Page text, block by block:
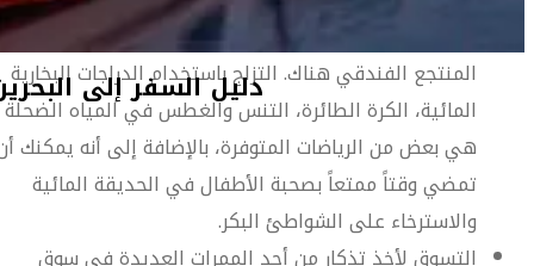
خذ جولة في قارب سريع إلى جزر حوار وتمتع بيوم في
المنتجع الفندقي هناك. التزلج باستخدام الدراجات البخارية
المائية، الكرة الطائرة، التنس والغطس في المياه الضحلة
هي بعض من الرياضات المتوفرة، بالإضافة إلى أنه يمكنك
تمضي وقتاً ممتعاً بصحبة الأطفال في الحديقة المائية
والاسترخاء على الشواطئ البكر.
التسوق لأخذ تذكار من أحد الممرات العديدة في سوق